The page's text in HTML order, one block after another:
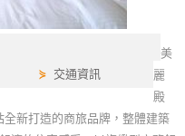
⋟ 交通資訊
美
麗
殿
新打造的商旅品牌，整體建築